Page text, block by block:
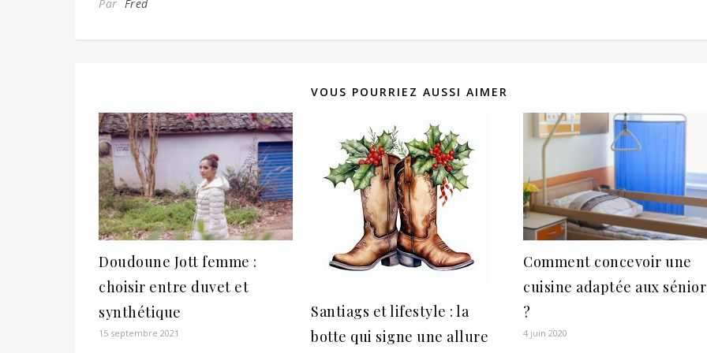
Par Fred
VOUS POURRIEZ AUSSI AIMER
Doudoune Jott femme :
choisir entre duvet et
synthétique
15 septembre 2021
Santiags et lifestyle : la
botte qui signe une allure
Comment concevoir une
cuisine adaptée aux
?
4 juin 2020